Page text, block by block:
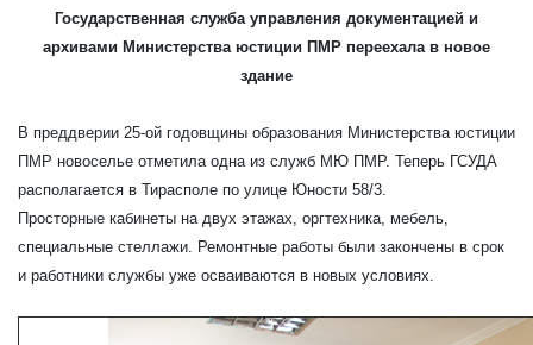
Государственная служба управления документацией и
архивами Министерства юстиции ПМР переехала в новое
здание
В преддверии 25-ой годовщины образования Министерства юстиции
ПМР новоселье отметила одна из служб МЮ ПМР. Теперь ГСУДА
располагается в Тирасполе по улице Юности 58/3.
Просторные кабинеты на двух этажах, оргтехника, мебель,
специальные стеллажи. Ремонтные работы были закончены в срок
и работники службы уже осваиваются в новых условиях.